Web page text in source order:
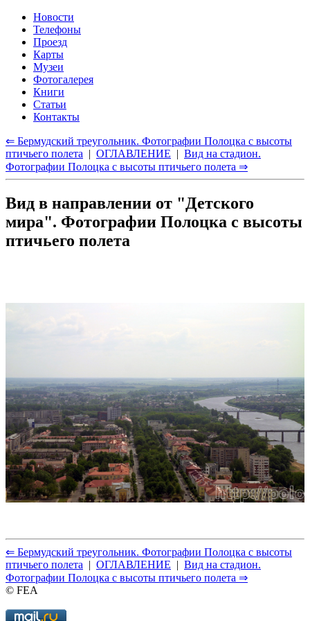
Новости
Телефоны
Проезд
Карты
Музеи
Фотогалерея
Книги
Статьи
Контакты
⇐ Бермудский треугольник. Фотографии Полоцка с высоты
птичьего полета | ОГЛАВЛЕНИЕ | Вид на стадион.
Фотографии Полоцка с высоты птичьего полета ⇒
Вид в направлении от "Детского
мира". Фотографии Полоцка с высоты
птичьего полета
⇐ Бермудский треугольник. Фотографии Полоцка с высоты
птичьего полета | ОГЛАВЛЕНИЕ | Вид на стадион.
Фотографии Полоцка с высоты птичьего полета ⇒
© FEA